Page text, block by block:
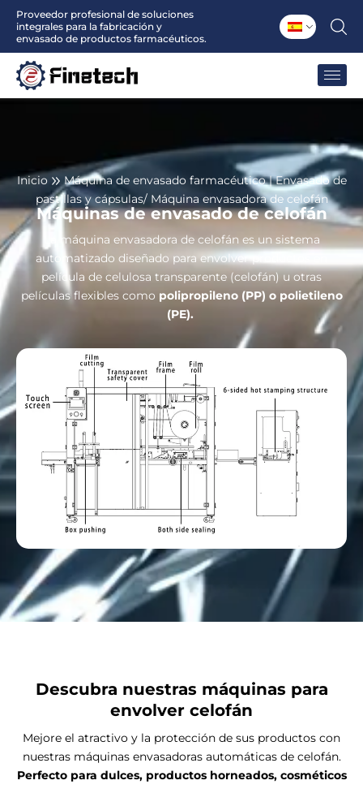
Proveedor profesional de soluciones
integrales para la fabricación y
envasado de productos farmacéuticos.
Inicio
Máquina de envasado farmacéutico | Envasado de
pastillas y cápsulas/ Máquina envasadora de celofán
Máquinas de envasado de celofán
La máquina envasadora de celofán es un sistema
automatizado diseñado para envolver productos en
película de celulosa transparente (celofán) u otras
películas flexibles como polipropileno (PP) o polietileno
(PE).
Descubra nuestras máquinas para
envolver celofán
Mejore el atractivo y la protección de sus productos con
nuestras máquinas envasadoras automáticas de celofán.
Perfecto para dulces, productos horneados, cosméticos